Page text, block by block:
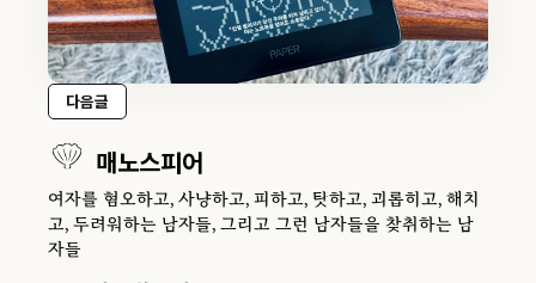
다음글
매노스피어
여자를 혐오하고, 사냥하고, 피하고, 탓하고, 괴롭히고, 해치
고, 두려워하는 남자들, 그리고 그런 남자들을 찾취하는 남
자들